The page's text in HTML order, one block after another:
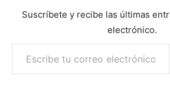
Suscríbete y recibe las últimas
electrónico.
Escribe tu correo electrónico…